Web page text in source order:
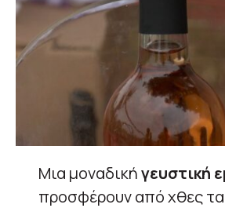
Μια μοναδικήγευστική
προσφέρουν από χθες τα